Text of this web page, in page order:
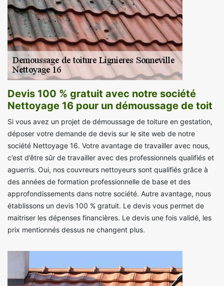
Devis 100 % gratuit avec notre société
Nettoyage 16 pour un démoussage de toit
Si vous avez un projet de démoussage de toiture en gestation,
déposer votre demande de devis sur le site web de notre
société Nettoyage 16. Votre avantage de travailler avec nous,
c’est d’être sûr de travailler avec des professionnels qualifiés et
aguerris. Oui, nos couvreurs nettoyeurs sont qualifiés grâce à
des années de formation professionnelle de base et des
approfondissements dans notre société. Autre avantage, nous
établissons un devis 100 % gratuit. Le devis vous permet de
maitriser les dépenses financières. Le devis une fois validé, les
prix mentionnés dessus ne changent plus.